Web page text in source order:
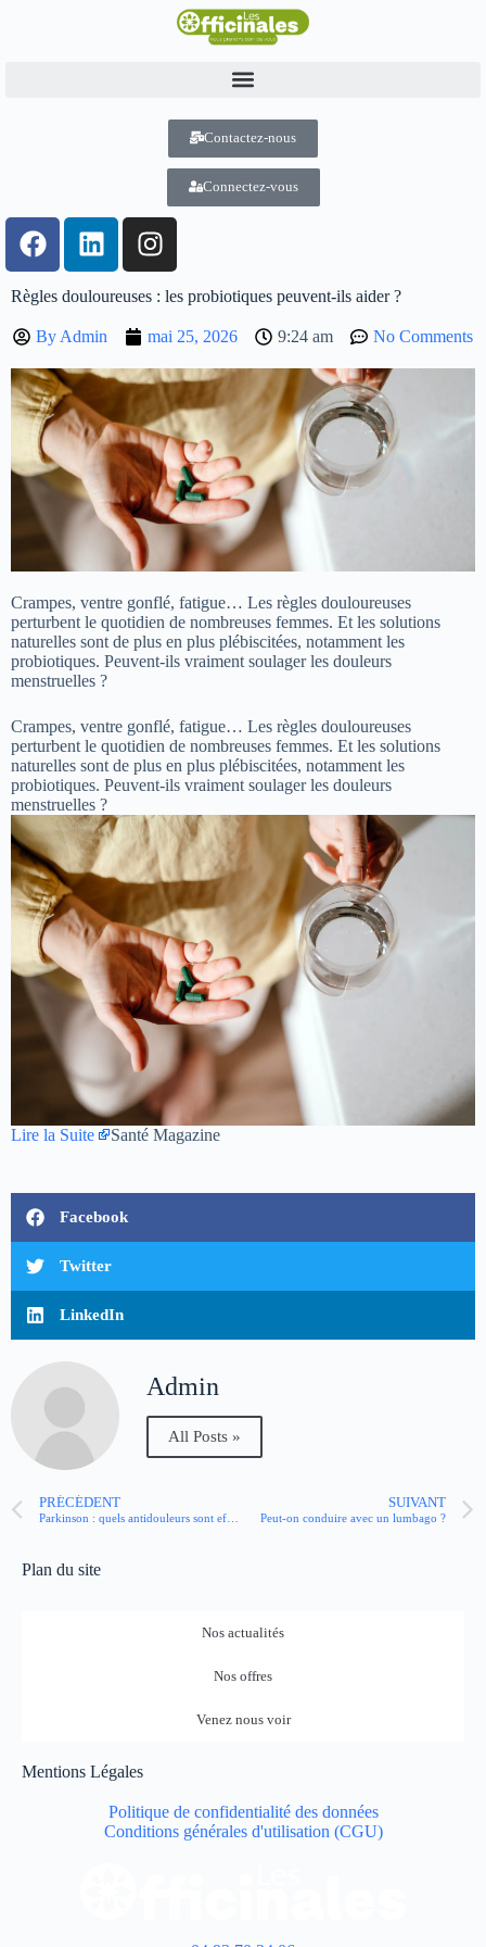
Contactez-nous
Connectez-vous
Règles douloureuses : les probiotiques peuvent-ils aider ?
By Admin mai 25, 2026 9:24 am No Comments
Crampes, ventre gonflé, fatigue… Les règles douloureuses
perturbent le quotidien de nombreuses femmes. Et les solutions
naturelles sont de plus en plus plébiscitées, notamment les
probiotiques. Peuvent-ils vraiment soulager les douleurs
menstruelles ?
Crampes, ventre gonflé, fatigue… Les règles douloureuses
perturbent le quotidien de nombreuses femmes. Et les solutions
naturelles sont de plus en plus plébiscitées, notamment les
probiotiques. Peuvent-ils vraiment soulager les douleurs
menstruelles ?
Lire la Suite Santé Magazine
Facebook
Twitter
LinkedIn
Admin
All Posts »
PRÉCÉDENT SUIVANT
Peut-on conduire avec un lumbago ?
Plan du site
Nos actualités
Nos offres
Venez nous voir
Mentions Légales
Politique de confidentialité des données
Conditions générales d'utilisation (CGU)